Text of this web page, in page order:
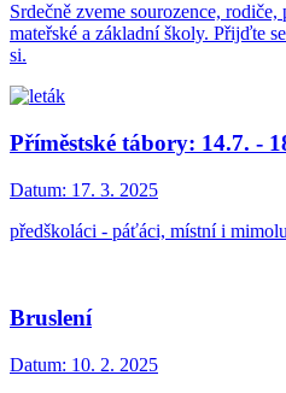
Srdečně zveme sourozence,
mateřské a základní školy. Přijďte
si.
Příměstské tábory: 14.7. -
Datum: 17. 3. 2025
předškoláci - páťáci, místní i
Bruslení
Datum: 10. 2. 2025